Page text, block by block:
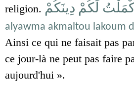
religion. لَكُمْ دِينَكُمْ
alyawma akmaltou lakoum
Ainsi ce qui ne faisait pas
ce jour-là ne peut pas faire
aujourd'hui ».